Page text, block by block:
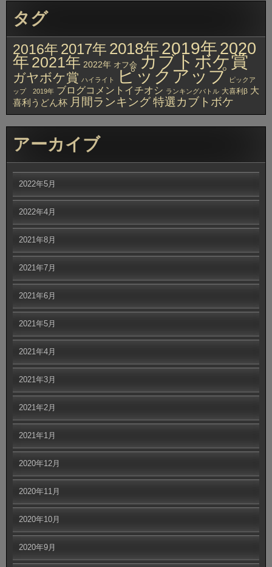
タグ
2016年 2017年 2018年 2019年2020
年 2021年 2022年 オフ会 カブトボケ賞
ガヤボケ賞 ハイライト ピックアップ ピックア
ップ 2019年 ブログコメントイチオシ ランキングバトル 大喜利β 大
喜利うどん杯 月間ランキング特選カブトボケ
アーカイブ
2022年5月
2022年4月
2021年8月
2021年7月
2021年6月
2021年5月
2021年4月
2021年3月
2021年2月
2021年1月
2020年12月
2020年11月
2020年10月
2020年9月